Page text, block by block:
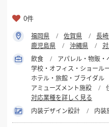
フリーワード
0件
福岡県 佐賀県 長
鹿児島県
沖縄県
飲食
アパレル・物販・
学校・オフィス・ショール
ホテル・旅館・ブライダル
アミューズメント施設
対応業種を詳しく見る
内装デザイン設計
内装